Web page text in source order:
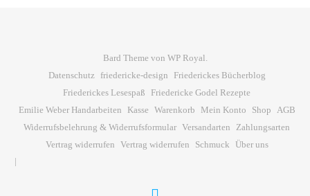
Bard Theme von WP Royal.
Datenschutz
friedericke-design
Friederickes Bücherblog
Friederickes Lesespaß
Friedericke Godel Rezepte
Emilie Weber Handarbeiten
Kasse Warenkorb Mein Konto Shop AGB
Widerrufsbelehrung & Widerrufsformular Versandarten Zahlungsarten
Vertrag widerrufen Vertrag widerrufen Schmuck Über uns